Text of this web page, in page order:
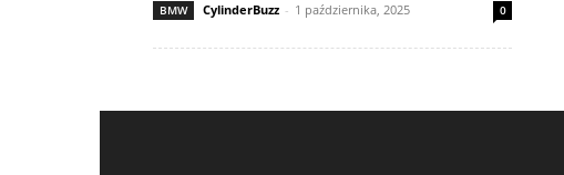
BMW CylinderBuzz - 1 października, 2025 0